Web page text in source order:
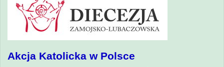
Akcja Katolicka w Polsce